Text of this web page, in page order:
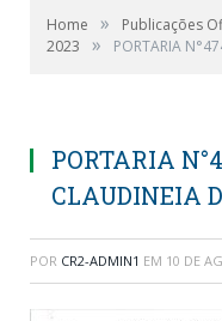
Home » Publicações
2023
» PORTARIA
PORTARIA
CLAUDINEIA
POR CR2-ADMIN1 EM 10 DE